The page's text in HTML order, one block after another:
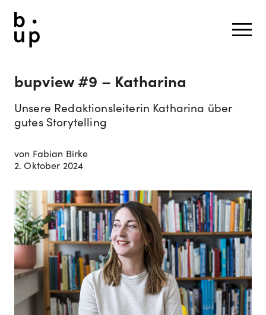
bupview #9 – Katharina
Unsere Redaktionsleiterin Katharina über
gutes Storytelling
von Fabian Birke
2. Oktober 2024